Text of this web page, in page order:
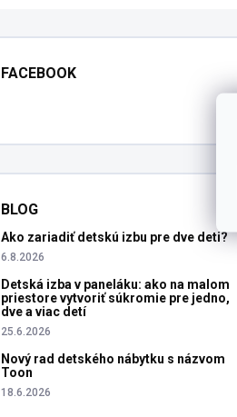
FACEBOOK
BLOG
Ako zariadiť detskú izbu pre dve deti?
6.8.2026
Detská izba v paneláku: ako na malom
priestore vytvoriť súkromie pre jedno,
dve a viac detí
25.6.2026
Nový rad detského nábytku s názvom
Toon
18.6.2026